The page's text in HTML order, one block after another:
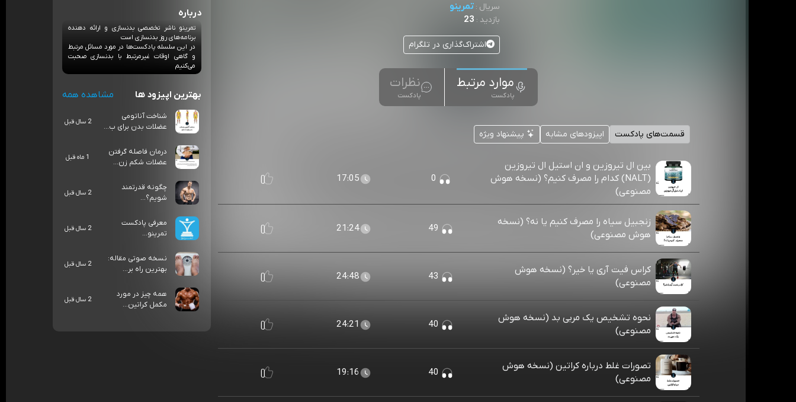
سریال :تمرینو
بازدید : 23
اشتراک‌گذاری در تلگرام
موارد مرتبط
پادکست
نظرات
پادکست
قسمت‌های پادکست اپیزودهای مشابه پیشنهاد ویژه
بین ال تیروزین و ان استیل ال تیروزین
(NALT) کدام را مصرف کنیم؟ (نسخه هوش
مصنوعی)
17:05
زنجبیل سیاه را مصرف کنیم یا نه؟ (نسخه
هوش مصنوعی)
21:24
کراس فیت آری یا خیر؟ (نسخه هوش
مصنوعی)
24:48
نحوه تشخیص یک مربی بد (نسخه هوش
مصنوعی)
24:21
تصورات غلط درباره کراتین (نسخه هوش
مصنوعی)
19:16
درباره
تمرینو ناشر تخصصی بدنسازی و ارائه دهنده
برنامه‌های روز بدنسازی است
در این سلسله پادکست‌ها در مورد مسائل مرتبط
و گاهی اوقات غیرمرتبط با بدنسازی صحبت
می‌کنیم
بهترین اپیزود ها مشاهده همه
شناخت آناتومی
عضلات بدن برای ب...
2 سال قبل
درمان فاصله گرفتن
عضلات شکم زن...
1 ماه قبل
چگونه قدرتمند
شویم؟...
2 سال قبل
معرفی پادکست
تمرینو...
2 سال قبل
نسخه صوتی مقاله:
بهترین راه بر...
2 سال قبل
همه چیز در مورد
مکمل کراتین...
2 سال قبل